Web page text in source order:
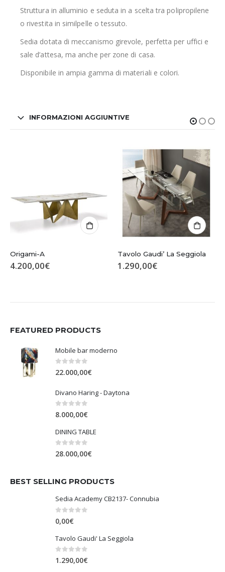
Struttura in alluminio e seduta in a scelta tra polipropilene
o rivestita in similpelle o tessuto.
Sedia dotata di meccanismo girevole, perfetta per uffici e
sale d’attesa, ma anche per zone di casa.
Disponibile in ampia gamma di materiali e colori.
INFORMAZIONI AGGIUNTIVE
Origami-A
4.200,00€
Tavolo Gaudi’ La Seggiola
1.290,00€
FEATURED PRODUCTS
Mobile bar moderno
0Su 5
22.000,00€
Divano Haring - Daytona
0Su 5
8.000,00€
DINING TABLE
0Su 5
28.000,00€
BEST SELLING PRODUCTS
Sedia Academy CB2137- Connubia
0 Su 5
0,00€
Tavolo Gaudi' La Seggiola
0 Su 5
1.290,00€